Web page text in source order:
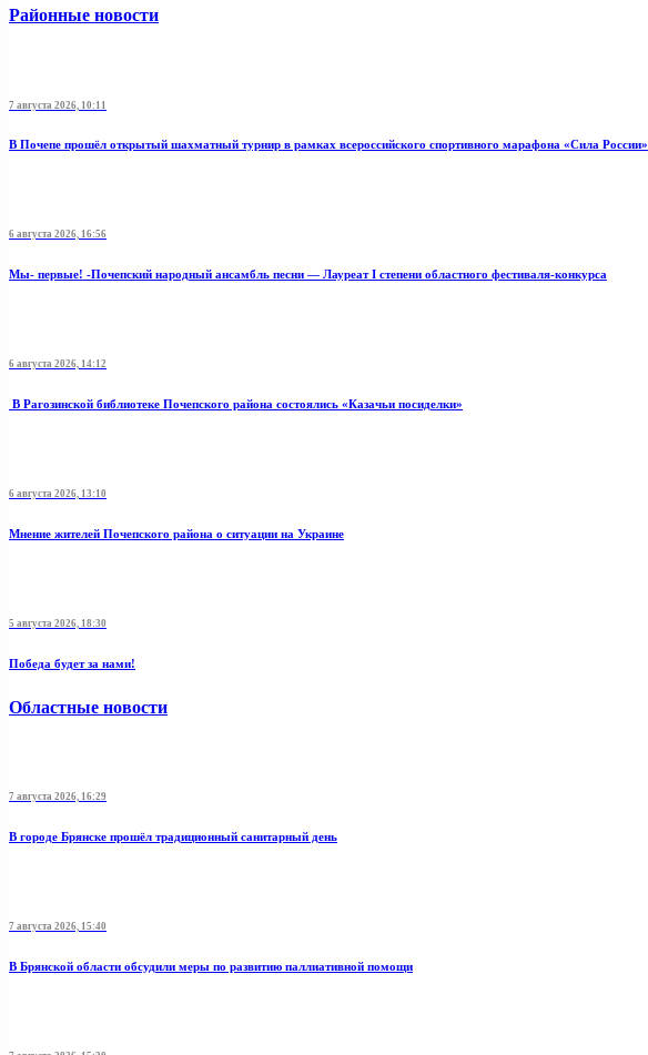
Районные новости
7 августа 2026, 10:11
В Почепе прошёл открытый шахматный турнир в рамках всероссийского спортивного марафона «Сила России»
6 августа 2026, 16:56
Мы- первые! -Почепский народный ансамбль песни — Лауреат I степени областного фестиваля-конкурса
6 августа 2026, 14:12
В Рагозинской библиотеке Почепского района состоялись «Казачьи посиделки»
6 августа 2026, 13:10
Мнение жителей Почепского района о ситуации на Украине
5 августа 2026, 18:30
Победа будет за нами!
Областные новости
7 августа 2026, 16:29
В городе Брянске прошёл традиционный санитарный день
7 августа 2026, 15:40
В Брянской области обсудили меры по развитию паллиативной помощи